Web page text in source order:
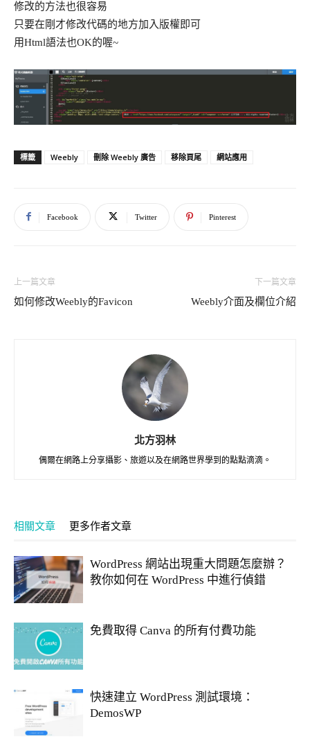
修改的方法也很容易
只要在剛才修改代碼的地方加入版權即可
用Html語法也OK的喔~
標籤 Weebly 刪除 Weebly 廣告 移除頁尾 網站應用
Facebook Twitter Pinterest
上一篇文章
如何修改Weebly的Favicon
下一篇文章
Weebly介面及欄位介紹
北方羽林
偶爾在網路上分享攝影、旅遊以及在網路世界學到的點點滴滴。
相關文章 更多作者文章
WordPress 網站出現重大問題怎麼辦？
教你如何在 WordPress 中進行偵錯
免費取得 Canva 的所有付費功能
快速建立 WordPress 測試環境：
DemosWP